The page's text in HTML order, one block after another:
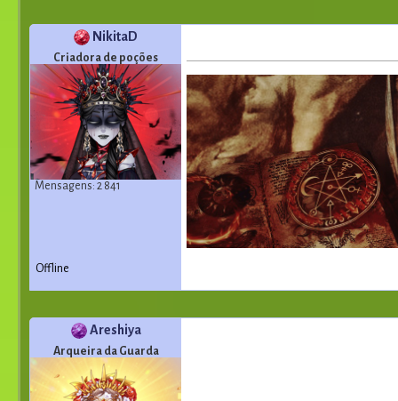
NikitaD
Criadora de poções
Mensagens: 2 841
Offline
Areshiya
Arqueira da Guarda